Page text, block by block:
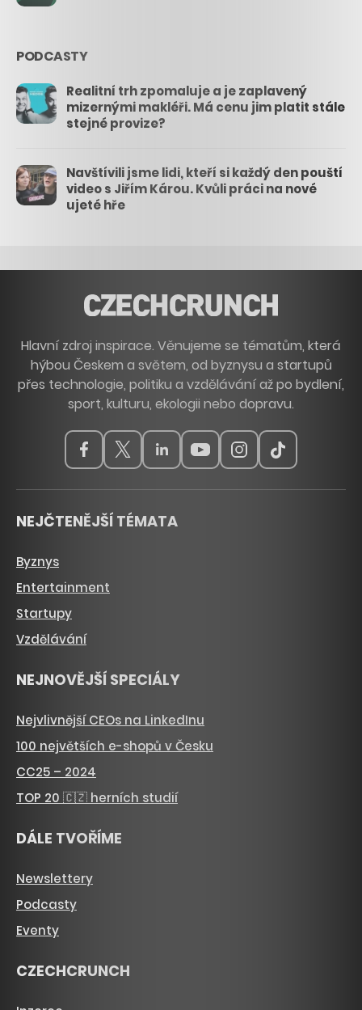
PODCASTY
Realitní trh zpomaluje a je zaplavený
mizernými makléři. Má cenu jim platit stále
stejné provize?
Navštívili jsme lidi, kteří si každý den pouští
video s Jiřím Károu. Kvůli práci na nové
ujeté hře
Hlavní zdroj inspirace. Věnujeme se tématům, která
hýbou Českem a světem, od byznysu a startupů
přes technologie, politiku a vzdělávání až po bydlení,
sport, kulturu, ekologii nebo dopravu.
NEJČTENĚJŠÍ TÉMATA
Byznys
Entertainment
Startupy
Vzdělávání
NEJNOVĚJŠÍ SPECIÁLY
Nejvlivnější CEOs na LinkedInu
100 největších e-shopů v Česku
CC25 – 2024
TOP 20 🇨🇿 herních studií
DÁLE TVOŘÍME
Newslettery
Podcasty
Eventy
CZECHCRUNCH